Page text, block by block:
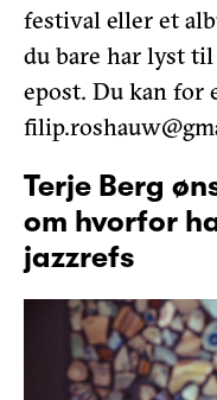
festival eller et
du bare har lyst
epost. Du kan for
Terje Berg
om hvorfor
jazzrefs